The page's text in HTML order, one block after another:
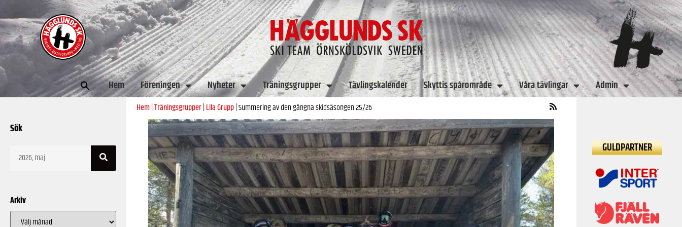
Sök
efter: Hem Föreningen Nyheter Träningsgrupper Tävlingskalender Skyttis spårområde Våra tävlingar Admin
Sök
Arkiv
Hem|Träningsgrupper|Lila Grupp|Summering av den gångna skidsäsongen 25/26
GULDPARTNER